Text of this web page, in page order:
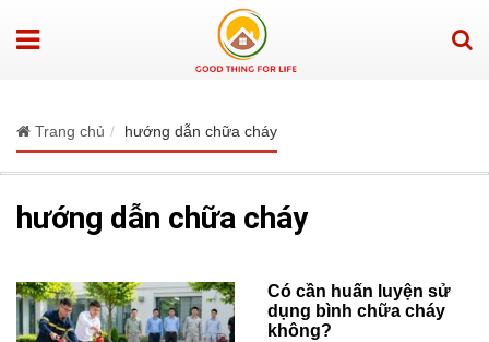
Trang chủ hướng dẫn chữa cháy
hướng dẫn chữa cháy
Có cần huấn luyện sử
dụng bình chữa cháy
không?